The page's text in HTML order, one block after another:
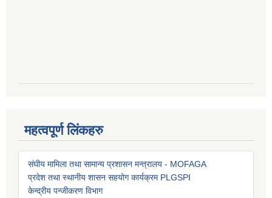
महत्वपूर्ण लिंकहरु
संघीय मामिला तथा सामान्य प्रशासन मन्त्रालय - MOFAGA
प्रदेश तथा स्थानीय शासन सहयोग कार्यक्रम PLGSPI
केन्द्रीय पन्जीकरण विभाग